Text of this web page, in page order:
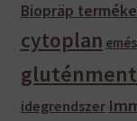
Biopräp
cytoplan
idegrendszer